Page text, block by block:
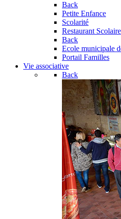
Back
Petite Enfance
Scolarité
Restaurant Scolaire
Back
Ecole municipale
Portail Familles
Vie associative
Back